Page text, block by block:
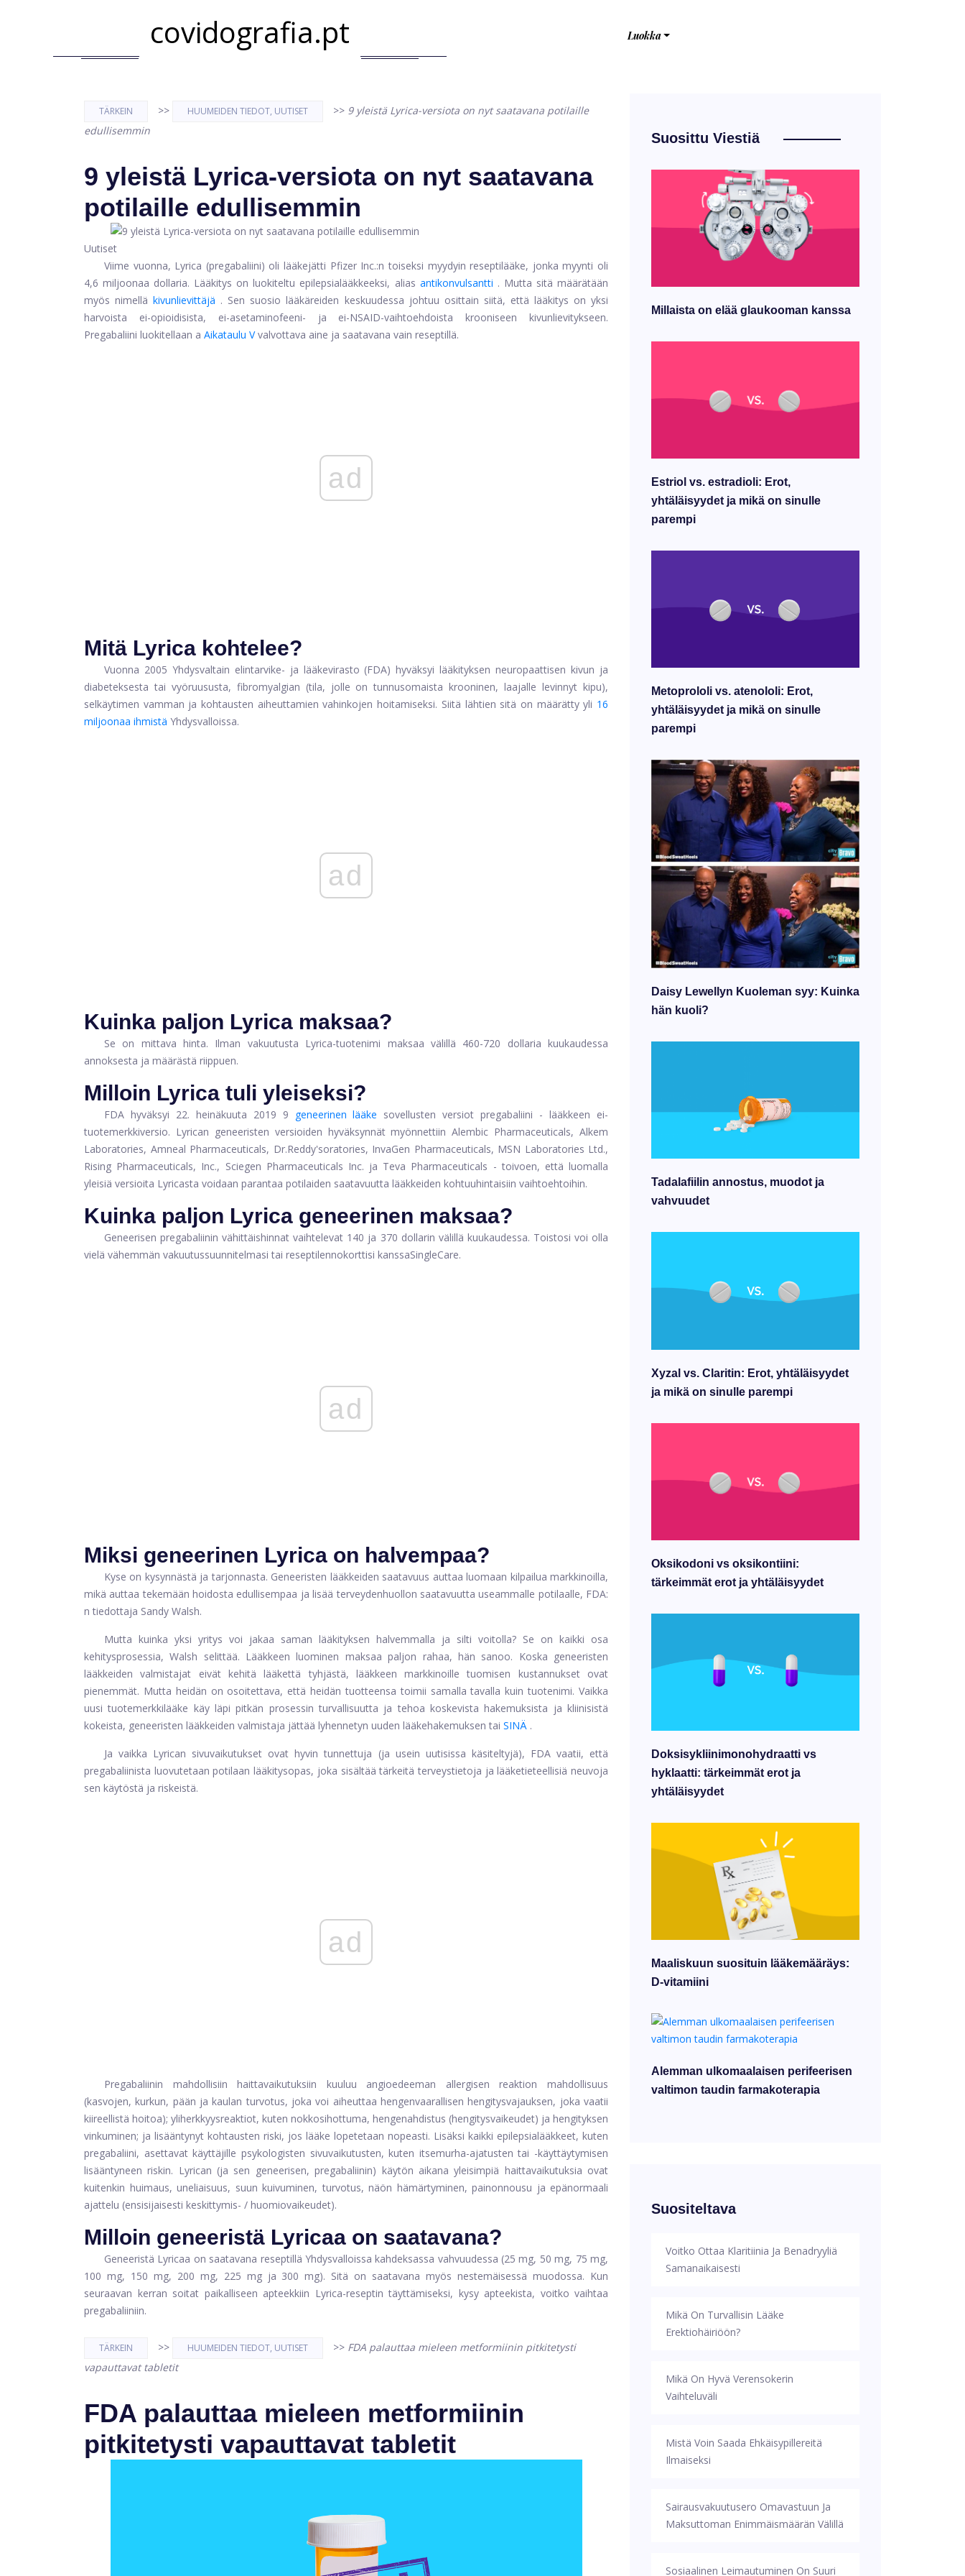
covidografia.pt Luokka
TÄRKEIN >> HUUMEIDEN TIEDOT, UUTISET >> 9 yleistä Lyrica-versiota on nyt saatavana potilaille
edullisemmin
9 yleistä Lyrica-versiota on nyt saatavana
potilaille edullisemmin
Uutiset
Viime vuonna, Lyrica (pregabaliini) oli lääkejätti Pfizer Inc.:n toiseksi myydyin reseptilääke, jonka myynti oli
4,6 miljoonaa dollaria. Lääkitys on luokiteltu epilepsialääkkeeksi, alias antikonvulsantti . Mutta sitä määrätään
myös nimellä kivunlievittäjä . Sen suosio lääkäreiden keskuudessa johtuu osittain siitä, että lääkitys on yksi
harvoista ei-opioidisista, ei-asetaminofeeni- ja ei-NSAID-vaihtoehdoista krooniseen kivunlievitykseen.
Pregabaliini luokitellaan a Aikataulu V valvottava aine ja saatavana vain reseptillä.
ad
Mitä Lyrica kohtelee?
Vuonna 2005 Yhdysvaltain elintarvike- ja lääkevirasto (FDA) hyväksyi lääkityksen neuropaattisen kivun ja
diabeteksesta tai vyöruususta, fibromyalgian (tila, jolle on tunnusomaista krooninen, laajalle levinnyt kipu),
selkäytimen vamman ja kohtausten aiheuttamien vahinkojen hoitamiseksi. Siitä lähtien sitä on määrätty yli 16
miljoonaa ihmistä Yhdysvalloissa.
ad
Kuinka paljon Lyrica maksaa?
Se on mittava hinta. Ilman vakuutusta Lyrica-tuotenimi maksaa välillä 460-720 dollaria kuukaudessa
annoksesta ja määrästä riippuen.
Milloin Lyrica tuli yleiseksi?
FDA hyväksyi 22. heinäkuuta 2019 9 geneerinen lääke sovellusten versiot pregabaliini - lääkkeen ei-
tuotemerkkiversio. Lyrican geneeristen versioiden hyväksynnät myönnettiin Alembic Pharmaceuticals, Alkem
Laboratories, Amneal Pharmaceuticals, Dr.Reddy'soratories, InvaGen Pharmaceuticals, MSN Laboratories Ltd.,
Rising Pharmaceuticals, Inc., Sciegen Pharmaceuticals Inc. ja Teva Pharmaceuticals - toivoen, että luomalla
yleisiä versioita Lyricasta voidaan parantaa potilaiden saatavuutta lääkkeiden kohtuuhintaisiin vaihtoehtoihin.
Kuinka paljon Lyrica geneerinen maksaa?
Geneerisen pregabaliinin vähittäishinnat vaihtelevat 140 ja 370 dollarin välillä kuukaudessa. Toistosi voi olla
vielä vähemmän vakuutussuunnitelmasi tai reseptilennokorttisi kanssaSingleCare.
ad
Miksi geneerinen Lyrica on halvempaa?
Kyse on kysynnästä ja tarjonnasta. Geneeristen lääkkeiden saatavuus auttaa luomaan kilpailua markkinoilla,
mikä auttaa tekemään hoidosta edullisempaa ja lisää terveydenhuollon saatavuutta useammalle potilaalle, FDA:
n tiedottaja Sandy Walsh.
Mutta kuinka yksi yritys voi jakaa saman lääkityksen halvemmalla ja silti voitolla? Se on kaikki osa
kehitysprosessia, Walsh selittää. Lääkkeen luominen maksaa paljon rahaa, hän sanoo. Koska geneeristen
lääkkeiden valmistajat eivät kehitä lääkettä tyhjästä, lääkkeen markkinoille tuomisen kustannukset ovat
pienemmät. Mutta heidän on osoitettava, että heidän tuotteensa toimii samalla tavalla kuin tuotenimi. Vaikka
uusi tuotemerkkilääke käy läpi pitkän prosessin turvallisuutta ja tehoa koskevista hakemuksista ja kliinisistä
kokeista, geneeristen lääkkeiden valmistaja jättää lyhennetyn uuden lääkehakemuksen tai SINÄ .
Ja vaikka Lyrican sivuvaikutukset ovat hyvin tunnettuja (ja usein uutisissa käsiteltyjä), FDA vaatii, että
pregabaliinista luovutetaan potilaan lääkitysopas, joka sisältää tärkeitä terveystietoja ja lääketieteellisiä neuvoja
sen käytöstä ja riskeistä.
ad
Pregabaliinin mahdollisiin haittavaikutuksiin kuuluu angioedeeman allergisen reaktion mahdollisuus
(kasvojen, kurkun, pään ja kaulan turvotus, joka voi aiheuttaa hengenvaarallisen hengitysvajauksen, joka vaatii
kiireellistä hoitoa); yliherkkyysreaktiot, kuten nokkosihottuma, hengenahdistus (hengitysvaikeudet) ja hengityksen
vinkuminen; ja lisääntynyt kohtausten riski, jos lääke lopetetaan nopeasti. Lisäksi kaikki epilepsialääkkeet, kuten
pregabaliini, asettavat käyttäjille psykologisten sivuvaikutusten, kuten itsemurha-ajatusten tai -käyttäytymisen
lisääntyneen riskin. Lyrican (ja sen geneerisen, pregabaliinin) käytön aikana yleisimpiä haittavaikutuksia ovat
kuitenkin huimaus, uneliaisuus, suun kuivuminen, turvotus, näön hämärtyminen, painonnousu ja epänormaali
ajattelu (ensisijaisesti keskittymis- / huomiovaikeudet).
Milloin geneeristä Lyricaa on saatavana?
Geneeristä Lyricaa on saatavana reseptillä Yhdysvalloissa kahdeksassa vahvuudessa (25 mg, 50 mg, 75 mg,
100 mg, 150 mg, 200 mg, 225 mg ja 300 mg). Sitä on saatavana myös nestemäisessä muodossa. Kun
seuraavan kerran soitat paikalliseen apteekkiin Lyrica-reseptin täyttämiseksi, kysy apteekista, voitko vaihtaa
pregabaliiniin.
TÄRKEIN >> HUUMEIDEN TIEDOT, UUTISET >> FDA palauttaa mieleen metformiinin pitkitetysti
vapauttavat tabletit
FDA palauttaa mieleen metformiinin
pitkitetysti vapauttavat tabletit
Suosittu Viestiä
Millaista on elää glaukooman kanssa
Estriol vs. estradioli: Erot,
yhtäläisyydet ja mikä on sinulle
parempi
Metoprololi vs. atenololi: Erot,
yhtäläisyydet ja mikä on sinulle
parempi
Daisy Lewellyn Kuoleman syy: Kuinka
hän kuoli?
Tadalafiilin annostus, muodot ja
vahvuudet
Xyzal vs. Claritin: Erot, yhtäläisyydet
ja mikä on sinulle parempi
Oksikodoni vs oksikontiini:
tärkeimmät erot ja yhtäläisyydet
Doksisykliinimonohydraatti vs
hyklaatti: tärkeimmät erot ja
yhtäläisyydet
Maaliskuun suosituin lääkemääräys:
D-vitamiini
Alemman ulkomaalaisen perifeerisen
valtimon taudin farmakoterapia
Suositeltava
Voitko Ottaa Klaritiinia Ja Benadryyliä
Samanaikaisesti
Mikä On Turvallisin Lääke
Erektiohäiriöön?
Mikä On Hyvä Verensokerin
Vaihteluväli
Mistä Voin Saada Ehkäisypillereitä
Ilmaiseksi
Sairausvakuutusero Omavastuun Ja
Maksuttoman Enimmäismäärän Välillä
Sosiaalinen Leimautuminen On Suuri